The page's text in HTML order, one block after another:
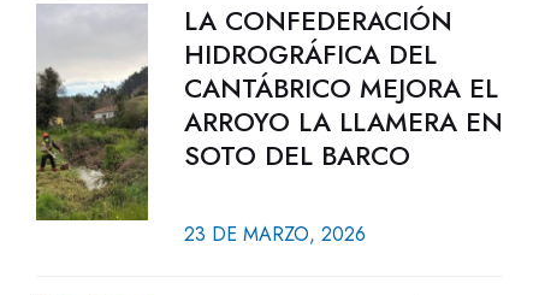
LA CONFEDERACIÓN
HIDROGRÁFICA DEL
CANTÁBRICO MEJORA EL
ARROYO LA LLAMERA EN
SOTO DEL BARCO
23 DE MARZO, 2026